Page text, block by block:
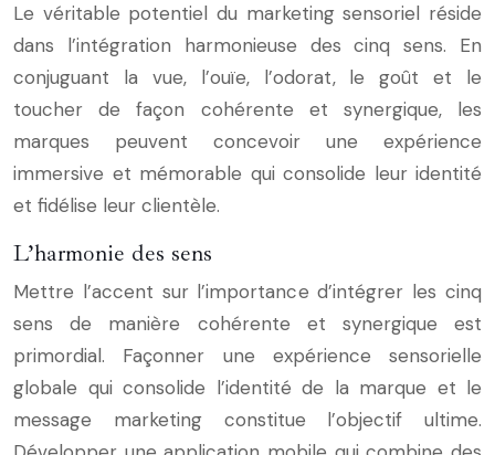
Le véritable potentiel du marketing sensoriel réside
dans l’intégration harmonieuse des cinq sens. En
conjuguant la vue, l’ouïe, l’odorat, le goût et le
toucher de façon cohérente et synergique, les
marques peuvent concevoir une expérience
immersive et mémorable qui consolide leur identité
et fidélise leur clientèle.
L’harmonie des sens
Mettre l’accent sur l’importance d’intégrer les cinq
sens de manière cohérente et synergique est
primordial. Façonner une expérience sensorielle
globale qui consolide l’identité de la marque et le
message marketing constitue l’objectif ultime.